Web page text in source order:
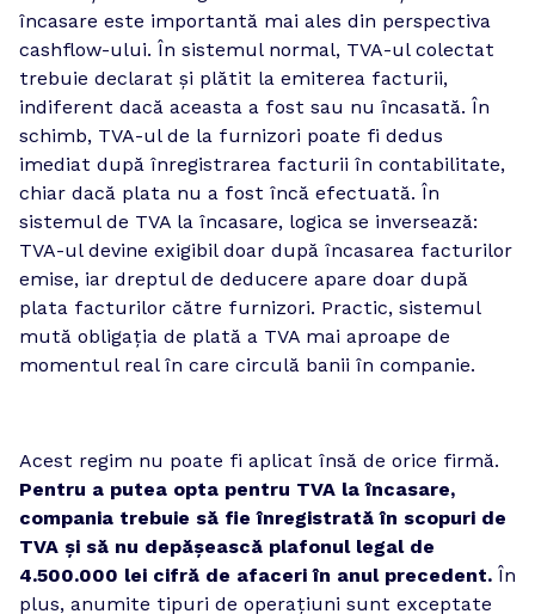
încasare este importantă mai ales din perspectiva
cashflow-ului. În sistemul normal, TVA-ul colectat
trebuie declarat și plătit la emiterea facturii,
indiferent dacă aceasta a fost sau nu încasată. În
schimb, TVA-ul de la furnizori poate fi dedus
imediat după înregistrarea facturii în contabilitate,
chiar dacă plata nu a fost încă efectuată. În
sistemul de TVA la încasare, logica se inversează:
TVA-ul devine exigibil doar după încasarea facturilor
emise, iar dreptul de deducere apare doar după
plata facturilor către furnizori. Practic, sistemul
mută obligația de plată a TVA mai aproape de
momentul real în care circulă banii în companie.
Pentru a putea opta pentru TVA la încasare,
compania trebuie să fie înregistrată în scopuri de
TVA și să nu depășească plafonul legal de
4.500.000 lei cifră de afaceri în anul precedent. În
plus, anumite tipuri de operațiuni sunt exceptate